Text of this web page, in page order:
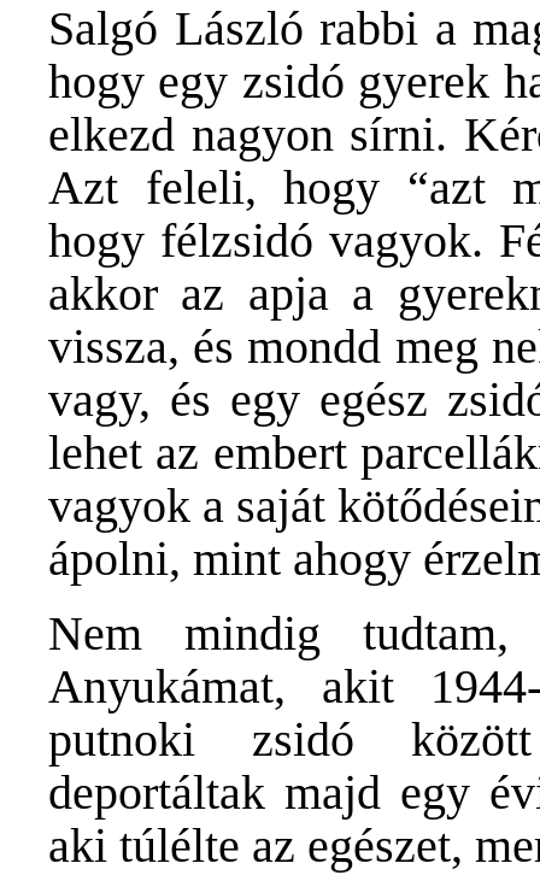
Salgó László rabbi a
hogy egy zsidó gyerek
elkezd nagyon sírni.
Azt feleli, hogy “azt
hogy félzsidó vagyok.
akkor az apja a
vissza, és mondd meg
vagy, és egy egész
lehet az embert
vagyok a saját
ápolni, mint ahogy
Nem mindig
Anyukámat, akit
putnoki zsidó
deportáltak majd egy
aki túlélte az egészet,